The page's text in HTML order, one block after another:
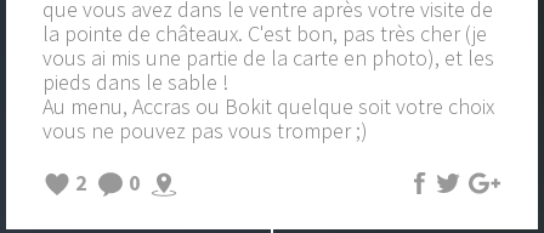
que vous avez dans le ventre après votre visite de
la pointe de châteaux. C'est bon, pas très cher (je
vous ai mis une partie de la carte en photo), et les
pieds dans le sable !
Au menu, Accras ou Bokit quelque soit votre choix
vous ne pouvez pas vous tromper ;)
2
0